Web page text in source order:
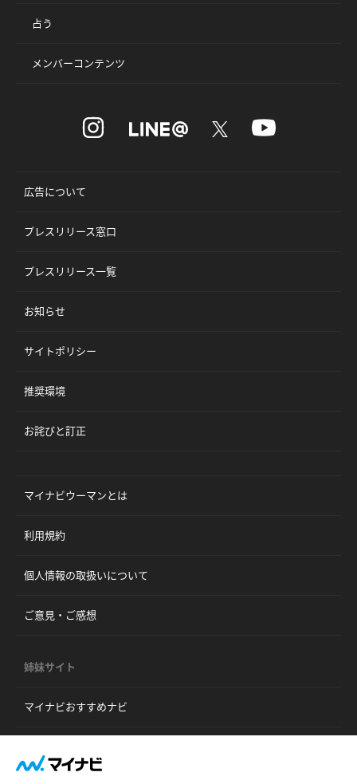
占う
メンバーコンテンツ
広告について
プレスリリース窓口
プレスリリース一覧
お知らせ
サイトポリシー
推奨環境
お詫びと訂正
マイナビウーマンとは
利用規約
個人情報の取扱いについて
ご意見・ご感想
姉妹サイト
マイナビおすすめナビ